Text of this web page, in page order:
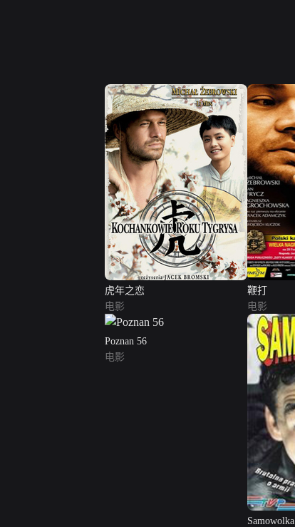
虎年之恋
电影
鞭打
电影
Poznan 56
电影
Samowolka